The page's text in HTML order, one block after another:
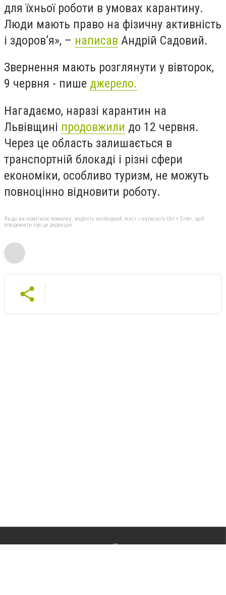
для їхньої роботи в умовах карантину.
Люди мають право на фізичну активність
і здоров’я», – написав Андрій Садовий.
Звернення мають розглянути у вівторок,
9 червня - пише джерело.
Нагадаємо, наразі карантин на
Львівщині продовжили до 12 червня.
Через це область залишається в
транспортній блокаді і різні сфери
економіки, особливо туризм, не можуть
повноцінно відновити роботу.
Якщо ви помітили помилку, виділіть необхідний текст і натисніть Ctrl + Enter, щоб
повідомити про це редакцію